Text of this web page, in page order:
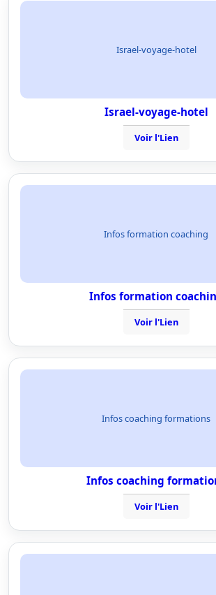
Israel-voyage-hotel
Israel-voyage-hotel
Voir l'Lien
Infos formation coaching
Infos formation
Voir l'Lien
Infos coaching formations
Infos coaching
Voir l'Lien